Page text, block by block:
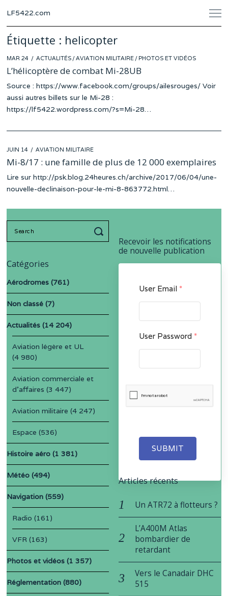
LF5422.com
Étiquette : helicopter
POSTED
ON
MAR 24 ACTUALITÉS /AVIATION MILITAIRE / PHOTOS ET VIDÉOS
L’hélicoptère de combat Mi-28UB
Source : https://www.facebook.com/groups/ailesrouges/ Voir
aussi autres billets sur le Mi-28 :
https://lf5422.wordpress.com/?s=Mi-28…
POSTED
ON
JUIN 14 AVIATION MILITAIRE
Mi-8/17 : une famille de plus de 12 000 exemplaires
Lire sur http://psk.blog.24heures.ch/archive/2017/06/04/une-
nouvelle-declinaison-pour-le-mi-8-863772.html…
Recevoir les notifications
de nouvelle publication
User Email *
User Password *
SUBMIT
Catégories
Aérodromes (761)
Non classé (7)
Actualités (14 204)
Aviation légère et UL
(4 980)
Aviation commerciale et
d'affaires (3 447)
Aviation militaire (4 247)
Espace (536)
Histoire aéro (1 381)
Météo (494)
Navigation (559)
Radio (161)
VFR (163)
Photos et vidéos (1 357)
Réglementation (880)
Articles récents
Un ATR72 à flotteurs ?
L’A400M Atlas
bombardier de
retardant
Vers le Canadair DHC
515